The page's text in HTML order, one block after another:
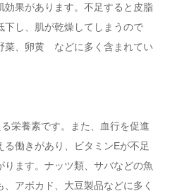
効果があります。不足すると皮脂
下し、肌が乾燥してしまうので
菜、卵黄 などに多く含まれてい
栄養素です。また、血行を促進
る働きがあり、ビタミンEが不足
ます。ナッツ類、サバなどの魚
アボカド、大豆製品などに多く